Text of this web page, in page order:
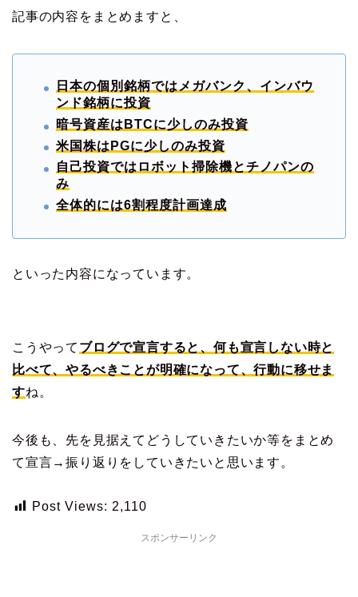
記事の内容をまとめますと、
日本の個別銘柄ではメガバンク、インバウ
ンド銘柄に投資
暗号資産はBTCに少しのみ投資
米国株はPGに少しのみ投資
自己投資ではロボット掃除機とチノパンの
み
全体的には6割程度計画達成
といった内容になっています。
こうやって ブログで宣言すると、何も宣言しない時と
比べて、やるべきことが明確になって、行動に移せま
すね。
今後も、先を見据えてどうしていきたいか等をまとめ
て宣言→振り返りをしていきたいと思います。
Post Views: 2,110
スポンサーリンク